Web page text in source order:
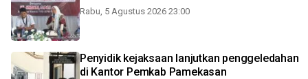
Rabu, 5 Agustus 2026 23:00
Penyidik kejaksaan lanjutkan penggeledahan
di Kantor Pemkab Pamekasan